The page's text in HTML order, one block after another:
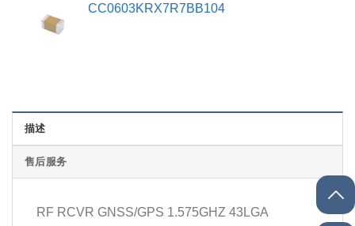
CC0603KRX7R7BB104
描述
售后服务
RF RCVR GNSS/GPS 1.575GHZ 43LGA